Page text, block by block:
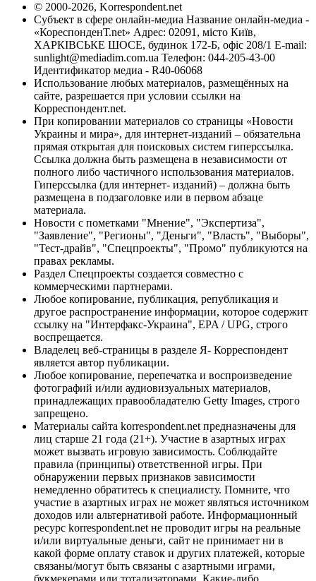
© 2000-2026, Korrespondent.net
Субъект в сфере онлайн-медиа Название онлайн-медиа -
«КореспонденТ.net» Адрес: 02091, місто Київ,
ХАРКІВСЬКЕ ШОСЕ, будинок 172-Б, офіс 208/1 E-mail:
sunlight@mediadim.com.ua Телефон: 044-205-43-00
Идентификатор медиа - R40-06068
Использование любых материалов, размещённых на
сайте, разрешается при условии ссылки на
Корреспондент.net.
При копировании материалов со страницы «Новости
Украины и мира», для интернет-изданий – обязательна
прямая открытая для поисковых систем гиперссылка.
Ссылка должна быть размещена в независимости от
полного либо частичного использования материалов.
Гиперссылка (для интернет- изданий) – должна быть
размещена в подзаголовке или в первом абзаце
материала.
Новости с пометками "Мнение", "Экспертиза",
"Заявление", "Регионы", "Деньги", "Власть", "Выборы",
"Тест-драйв", "Спецпроекты", "Промо" публикуются на
правах рекламы.
Раздел Спецпроекты создается совместно с
коммерческими партнерами.
Любое копирование, публикация, републикация и
другое распространение информации, которое содержит
ссылку на "Интерфакс-Украина", EPA / UPG, строго
воспрещается.
Владелец веб-страницы в разделе Я- Корреспондент
является автор публикации.
Любое копирование, перепечатка и воспроизведение
фотографий и/или аудиовизуальных материалов,
принадлежащих правообладателю Getty Images, строго
запрещено.
Материалы сайта korrespondent.net предназначены для
лиц старше 21 года (21+). Участие в азартных играх
может вызвать игровую зависимость. Соблюдайте
правила (принципы) ответственной игры. При
обнаружении первых признаков зависимости
немедленно обратитесь к специалисту. Помните, что
участие в азартных играх не может являться источником
доходов или альтернативой работе. Информационный
ресурс korrespondent.net не проводит игры на реальные
и/или виртуальные деньги, сайт не принимает ни в
какой форме оплату ставок и других платежей, которые
связаны/могут быть связаны с азартными играми,